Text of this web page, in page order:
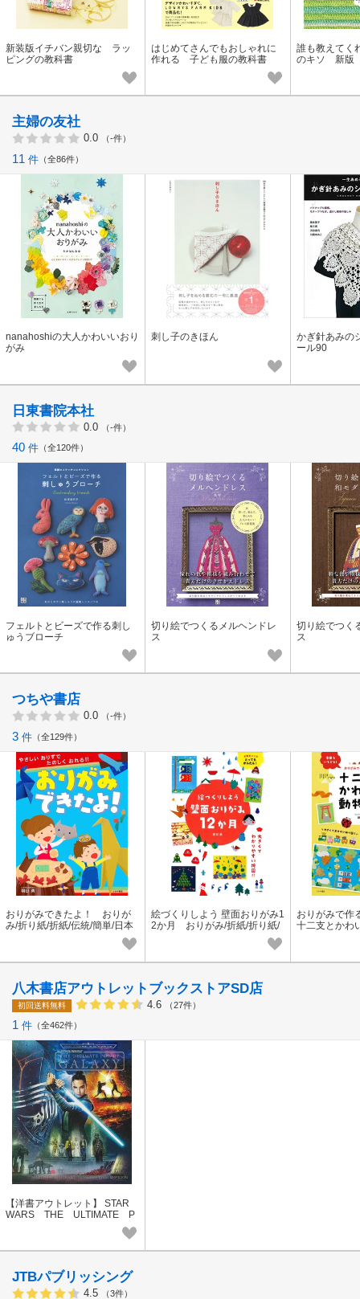
新装版イチバン親切な ラッ
ピングの教科書
はじめてさんでもおしゃれに
作れる 子ども服の教科書
誰も教えてく
のキソ 新版
主婦の友社
0.0 （-件）
11 件 全86件
nanahoshiの大人かわいいおり
がみ
刺し子のきほん
かぎ針あみの
ール90
日東書院本社
0.0 （-件）
40 件 全120件
フェルトとビーズで作る刺し
ゅうブローチ
切り絵でつくるメルヘンドレ
ス
切り絵でつく
ス
つちや書店
0.0 （-件）
3 件 全129件
おりがみできたよ！ おりが
み/折り紙/折紙/伝統/簡単/日本
絵づくりしよう 壁面おりがみ1
2か月 おりがみ/折紙/折り紙/
飾り付け/飾りつけ/イベント
おりがみで
十二支とか
八木書店アウトレットブックストアSD店
初回送料無料 4.6 （27件）
1 件 全462件
【洋書アウトレット】 STAR
WARS THE ULTIMATE P
OP-UP GALAXY 【スタ
JTBパブリッシング
4.5 （3件）